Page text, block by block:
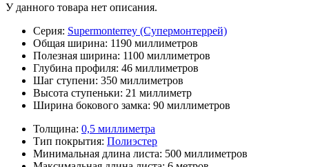
У данного товара нет описания.
Серия: Supermonterrey (Супермонтеррей)
Общая ширина: 1190 миллиметров
Полезная ширина: 1100 миллиметров
Глубина профиля: 46 миллиметров
Шаг ступени: 350 миллиметров
Высота ступеньки: 21 миллиметр
Ширина бокового замка: 90 миллиметров
Толщина: 0,5 миллиметра
Тип покрытия: Полиэстер
Минимальная длина листа: 500 миллиметров